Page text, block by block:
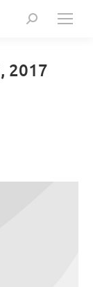
Search:
2017